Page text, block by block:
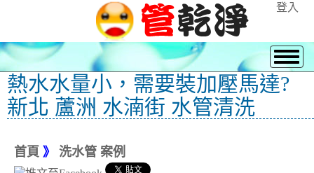
登入
熱水水量小，需要裝加壓馬達?
新北 蘆洲 水湳街 水管清洗
首頁 》 洗水管 案例